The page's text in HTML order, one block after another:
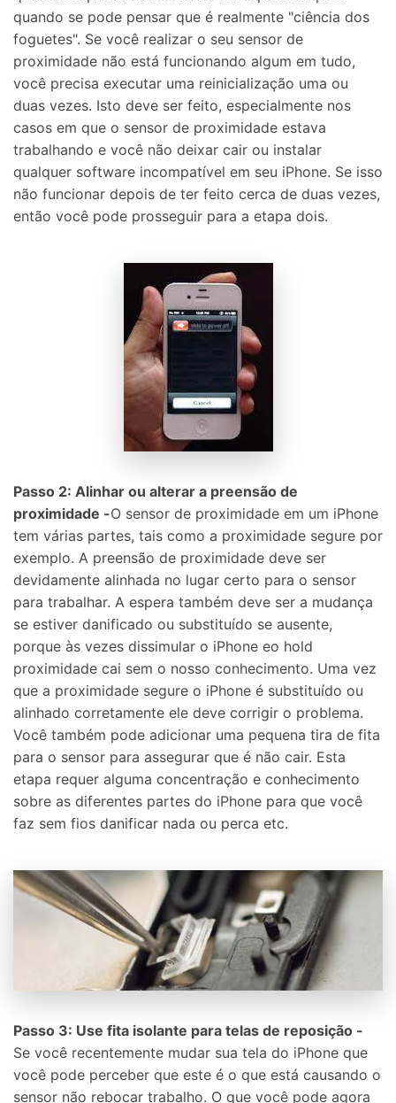
Tecnologia de IA, sem complicação
Abrir APP Teste Online
quando se pode pensar que é realmente "ciência dos
foguetes". Se você realizar o seu sensor de
proximidade não está funcionando algum em tudo,
você precisa executar uma reinicialização uma ou
duas vezes. Isto deve ser feito, especialmente nos
casos em que o sensor de proximidade estava
trabalhando e você não deixar cair ou instalar
qualquer software incompatível em seu iPhone. Se isso
não funcionar depois de ter feito cerca de duas vezes,
então você pode prosseguir para a etapa dois.
Passo 2: Alinhar ou alterar a preensão de
proximidade -O sensor de proximidade em um iPhone
tem várias partes, tais como a proximidade segure por
exemplo. A preensão de proximidade deve ser
devidamente alinhada no lugar certo para o sensor
para trabalhar. A espera também deve ser a mudança
se estiver danificado ou substituído se ausente,
porque às vezes dissimular o iPhone eo hold
proximidade cai sem o nosso conhecimento. Uma vez
que a proximidade segure o iPhone é substituído ou
alinhado corretamente ele deve corrigir o problema.
Você também pode adicionar uma pequena tira de fita
para o sensor para assegurar que é não cair. Esta
etapa requer alguma concentração e conhecimento
sobre as diferentes partes do iPhone para que você
faz sem fios danificar nada ou perca etc.
Passo 3: Use fita isolante para telas de reposição -
Se você recentemente mudar sua tela do iPhone que
você pode perceber que este é o que está causando o
sensor não rebocar trabalho. O que você pode agora